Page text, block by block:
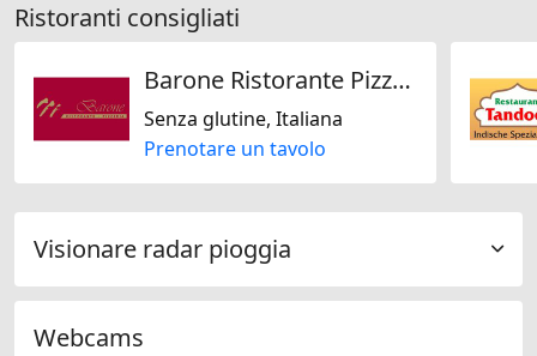
Ristoranti consigliati
Barone Ristorante Pizzeria
Senza glutine, Italiana
Prenotare un tavolo
Visionare radar pioggia
Webcams